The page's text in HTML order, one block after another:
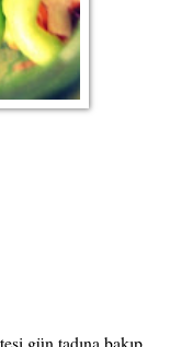
gün tadına bakıp